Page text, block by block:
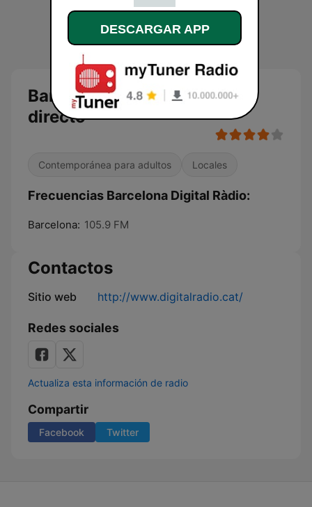
Barcelona Digital Ràdio en
directo
Contemporánea para adultos Locales
Frecuencias Barcelona Digital Ràdio:
Barcelona: 105.9 FM
Contactos
Sitio web http://www.digitalradio.cat/
Redes sociales
Actualiza esta información de radio
Compartir
Facebook Twitter
DESCARGAR APP